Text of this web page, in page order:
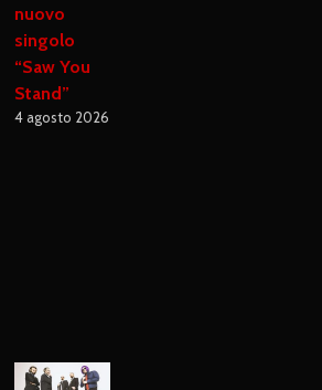
nuovo
singolo
“Saw You
Stand”
4 agosto 2026